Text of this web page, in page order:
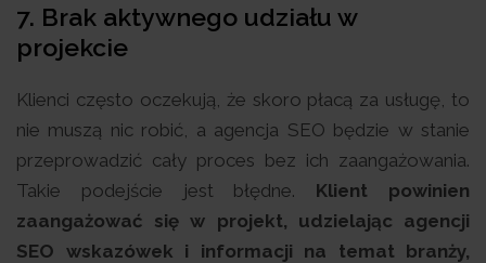
7. Brak aktywnego udziału w
projekcie
Klienci często oczekują, że skoro płacą za usługę, to
nie muszą nic robić, a agencja SEO będzie w stanie
przeprowadzić cały proces bez ich zaangażowania.
Takie podejście jest błędne. Klient powinien
zaangażować się w projekt, udzielając agencji
SEO wskazówek i informacji na temat branży,